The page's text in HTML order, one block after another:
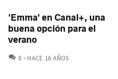
'Emma' en Canal+, una
buena opción para el
verano
8 COMENTARIOS
HACE 16 AÑOS